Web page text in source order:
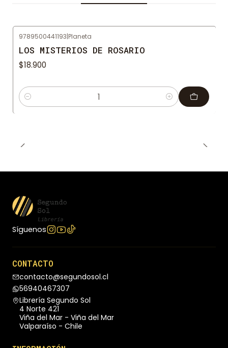
9789500441193|Planeta
LOS MISTERIOS DE ROSARIO
$18.900
Cantidad
Síguenos
CONTACTO
contacto@segundosol.cl
56940467307
Librería Segundo Sol
4 Norte 421
Viña del Mar - Viña del Mar
Valparaíso - Chile